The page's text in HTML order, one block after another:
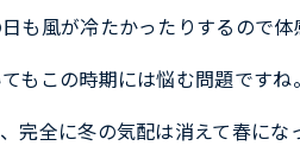
も風が冷たかったりするので
もこの時期には悩む問題ですね
完全に冬の気配は消えて春に